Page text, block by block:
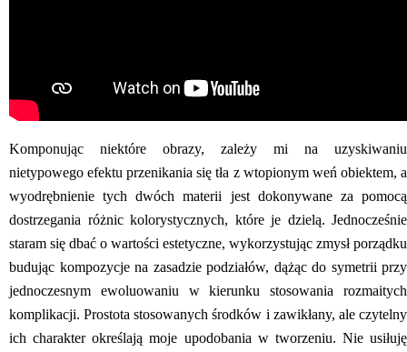
Komponując niektóre obrazy, zależy mi na uzyskiwaniu
nietypowego efektu przenikania się tła z wtopionym weń obiektem, a
wyodrębnienie tych dwóch materii jest dokonywane za pomocą
dostrzegania różnic kolorystycznych, które je dzielą. Jednocześnie
staram się dbać o wartości estetyczne, wykorzystując zmysł porządku
budując kompozycje na zasadzie podziałów, dążąc do symetrii przy
jednoczesnym ewoluowaniu w kierunku stosowania rozmaitych
komplikacji. Prostota stosowanych środków i zawikłany, ale czytelny
ich charakter określają moje upodobania w tworzeniu. Nie usiłuję